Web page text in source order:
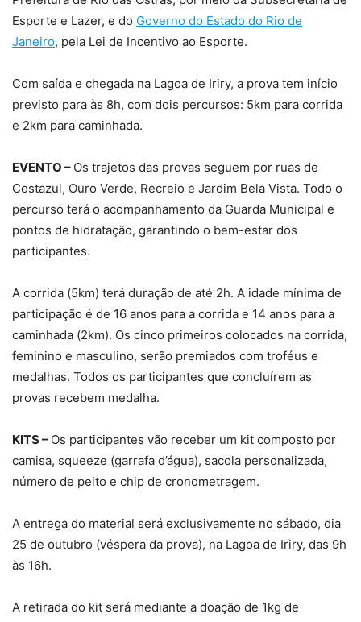
Esporte e Lazer, e do Governo do Estado do Rio de
Janeiro, pela Lei de Incentivo ao Esporte.
Com saída e chegada na Lagoa de Iriry, a prova tem início
previsto para às 8h, com dois percursos: 5km para corrida
e 2km para caminhada.
EVENTO – Os trajetos das provas seguem por ruas de
Costazul, Ouro Verde, Recreio e Jardim Bela Vista. Todo o
percurso terá o acompanhamento da Guarda Municipal e
pontos de hidratação, garantindo o bem-estar dos
participantes.
A corrida (5km) terá duração de até 2h. A idade mínima de
participação é de 16 anos para a corrida e 14 anos para a
caminhada (2km). Os cinco primeiros colocados na corrida,
feminino e masculino, serão premiados com troféus e
medalhas. Todos os participantes que concluírem as
provas recebem medalha.
KITS – Os participantes vão receber um kit composto por
camisa, squeeze (garrafa d’água), sacola personalizada,
número de peito e chip de cronometragem.
A entrega do material será exclusivamente no sábado, dia
25 de outubro (véspera da prova), na Lagoa de Iriry, das 9h
às 16h.
A retirada do kit será mediante a doação de 1kg de